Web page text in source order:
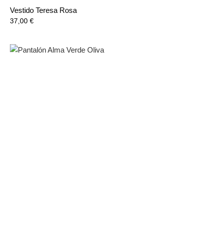
Vestido Teresa Rosa
Precio
37,00 €